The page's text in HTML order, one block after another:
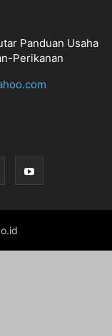
Panduan Usaha
Perikanan